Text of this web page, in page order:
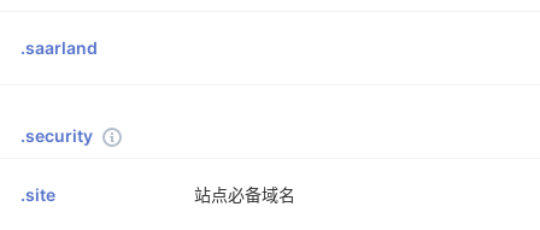
.saarland
.security
.site 站点必备域名